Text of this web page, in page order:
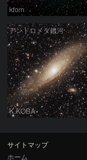
ktom
アンドロメダ銀河
K.KOBA
サイトマップ
ホーム